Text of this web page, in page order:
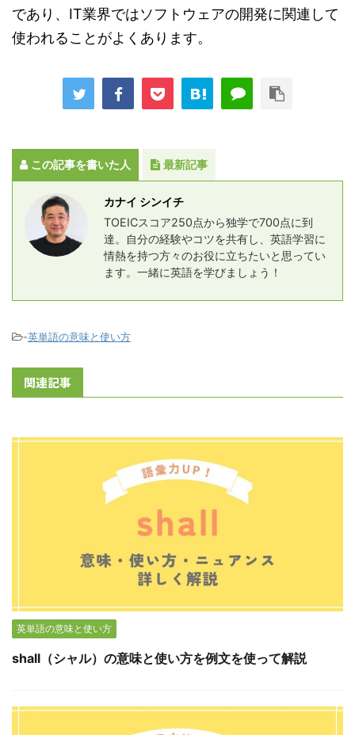
であり、IT業界ではソフトウェアの開発に関連して
使われることがよくあります。
この記事を書いた人 最新記事
カナイ シンイチ
TOEICスコア250点から独学で700点に到
達。自分の経験やコツを共有し、英語学習に
情熱を持つ方々のお役に立ちたいと思ってい
ます。一緒に英語を学びましょう！
-英単語の意味と使い方
関連記事
英単語の意味と使い方
shall（シャル）の意味と使い方を例文を使って解説